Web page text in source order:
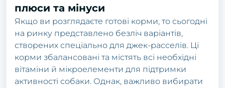
плюси та мінуси
Якщо ви розглядаєте готові корми, то сьогодні
на ринку представлено безліч варіантів,
створених спеціально для джек-расселів. Ці
корми збалансовані та містять всі необхідні
вітаміни й мікроелементи для підтримки
активності собаки. Однак, важливо вибирати